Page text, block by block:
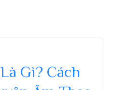
Gì? Cách